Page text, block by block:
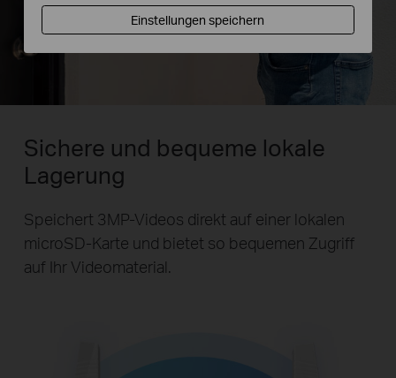
Sichere und bequeme lokale
Lagerung
Speichert 3MP-Videos direkt auf einer lokalen
microSD-Karte und bietet so bequemen Zugriff
auf Ihr Videomaterial.
Einstellungen speichern